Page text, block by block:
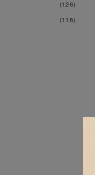
126
118